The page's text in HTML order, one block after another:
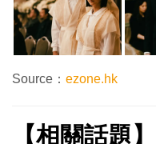
Source： ezone.hk
【相關話題】